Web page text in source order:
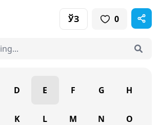
ЎЗ 0
D E F G H
K L M N O